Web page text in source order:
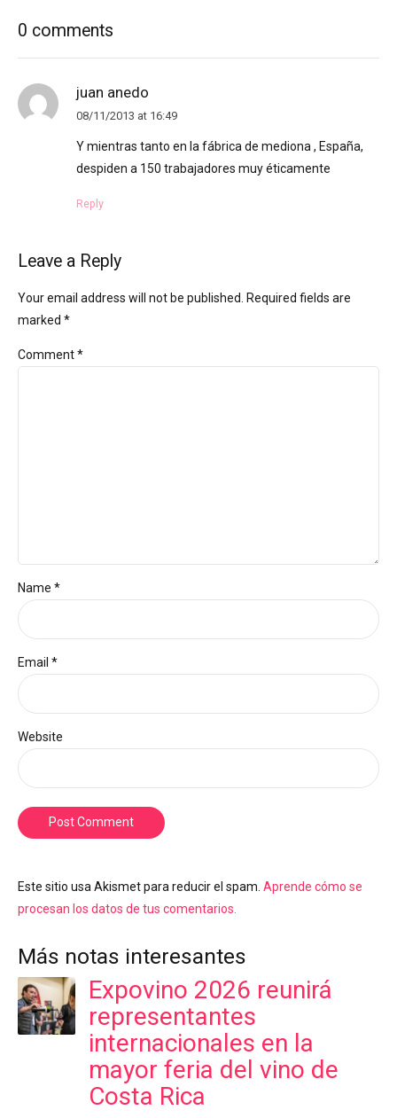
0 comments
juan anedo
08/11/2013 at 16:49
Y mientras tanto en la fábrica de mediona , España,
despiden a 150 trabajadores muy éticamente
Reply
Leave a Reply
Your email address will not be published. Required fields are
marked *
Comment*
Name *
Email *
Website
Post Comment
Este sitio usa Akismet para reducir el spam. Aprende cómo se
procesan los datos de tus comentarios.
Más notas interesantes
Expovino 2026 reunirá
representantes
internacionales en la
mayor feria del vino de
Costa Rica